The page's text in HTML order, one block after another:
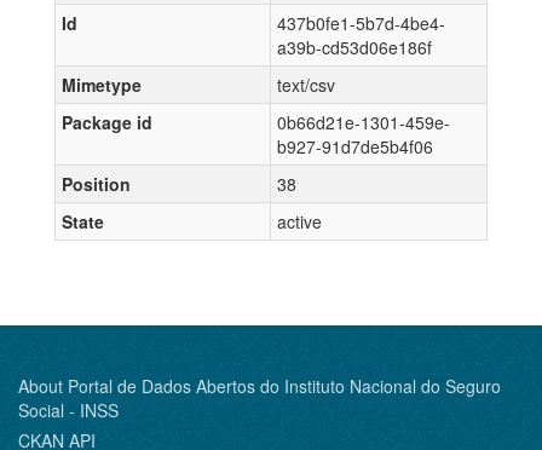
Id
437b0fe1-5b7d-4be4-
a39b-cd53d06e186f
Mimetype
text/csv
Package id
0b66d21e-1301-459e-
b927-91d7de5b4f06
Position
38
State
active
About Portal de Dados Abertos do Instituto Nacional do Seguro
Social - INSS
CKAN API